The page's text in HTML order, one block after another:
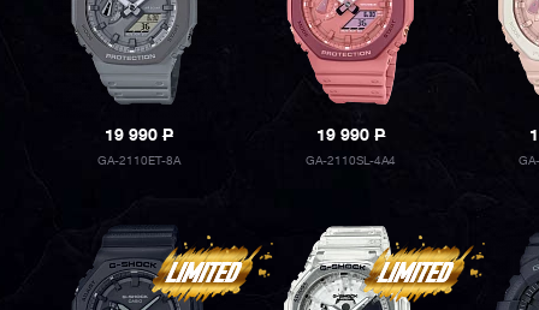
19 990P
GA-2110ET-8A
19 990P
GA-2110SL-4A4